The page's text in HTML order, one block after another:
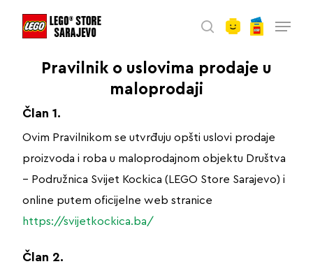
search
Pravilnik o uslovima prodaje u
maloprodaji
Član 1.
Ovim Pravilnikom se utvrđuju opšti uslovi prodaje
proizvoda i roba u maloprodajnom objektu Društva
– Podružnica Svijet Kockica (LEGO Store Sarajevo) i
online putem oficijelne web stranice
https://svijetkockica.ba/
Član 2.